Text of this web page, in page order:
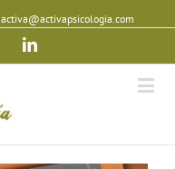
activa@activapsicologia.com
FacebookLinkedin